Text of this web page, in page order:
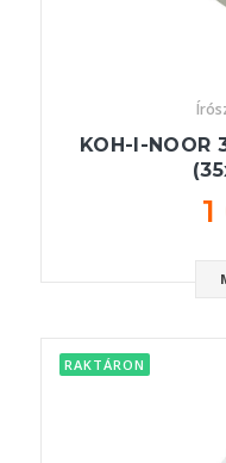
KOH-I-
RAKTÁRON